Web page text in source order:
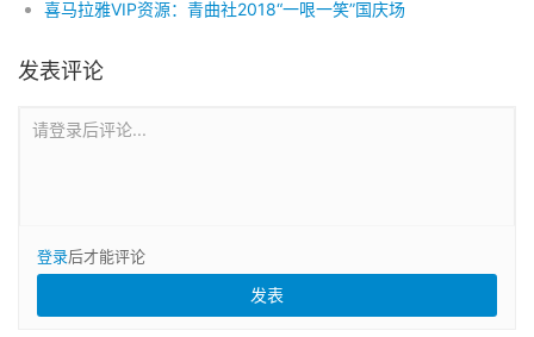
喜马拉雅VIP资源：青曲社2018“一哏一笑”国庆场
发表评论
请登录后评论...
登录后才能评论